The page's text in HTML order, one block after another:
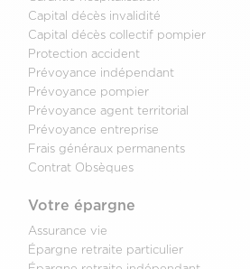
Capital décès invalidité
Capital décès collectif pompier
Protection accident
Prévoyance indépendant
Prévoyance pompier
Prévoyance agent territorial
Prévoyance entreprise
Frais généraux permanents
Contrat Obsèques
Votre épargne
Assurance vie
Épargne retraite particulier